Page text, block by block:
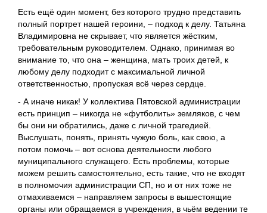
Есть ещё один момент, без которого трудно представить
полный портрет нашей героини, ‒ подход к делу. Татьяна
Владимировна не скрывает, что является жёстким,
требовательным руководителем. Однако, принимая во
внимание то, что она ‒ женщина, мать троих детей, к
любому делу подходит с максимальной личной
ответственностью, пропуская всё через сердце.
- А иначе никак! У коллектива Пятовской администрации
есть принцип – никогда не «футболить» земляков, с чем
бы они ни обратились, даже с личной трагедией.
Выслушать, понять, принять чужую боль, как свою, а
потом помочь ‒ вот основа деятельности любого
муниципального служащего. Есть проблемы, которые
можем решить самостоятельно, есть такие, что не входят
в полномочия администрации СП, но и от них тоже не
отмахиваемся – направляем запросы в вышестоящие
органы или обращаемся в учреждения, в чьём ведении те